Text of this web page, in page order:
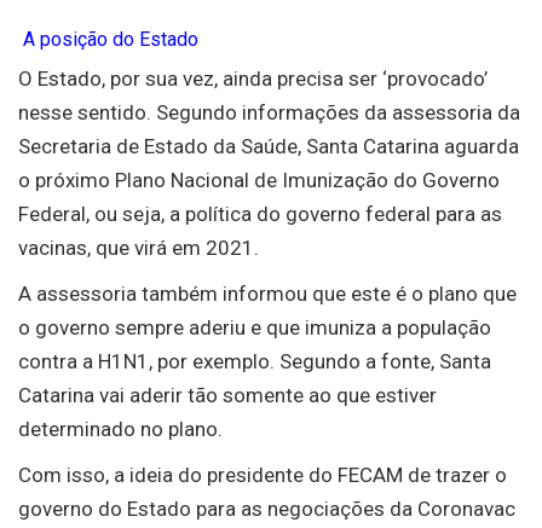
A posição do Estado
O Estado, por sua vez, ainda precisa ser ‘provocado’
nesse sentido. Segundo informações da assessoria da
Secretaria de Estado da Saúde, Santa Catarina aguarda
o próximo Plano Nacional de Imunização do Governo
Federal, ou seja, a política do governo federal para as
vacinas, que virá em 2021.
A assessoria também informou que este é o plano que
o governo sempre aderiu e que imuniza a população
contra a H1N1, por exemplo. Segundo a fonte, Santa
Catarina vai aderir tão somente ao que estiver
determinado no plano.
Com isso, a ideia do presidente do FECAM de trazer o
governo do Estado para as negociações da Coronavac